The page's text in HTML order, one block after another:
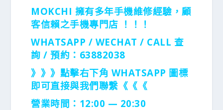
MOKCHI 擁有多年手機維修經驗，顧
客信賴之手機專門店 ！！！
WHATSAPP / WECHAT / CALL 查
詢 / 預約：63882038
》》》點擊右下角 WHATSAPP 圖標
即可直接與我們聯繫《《《
營業時間：12:00 — 20:30